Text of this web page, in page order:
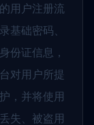
用户注册流
基础密码、
份证信息，
对用户所提
，并将使用
失、被盗用